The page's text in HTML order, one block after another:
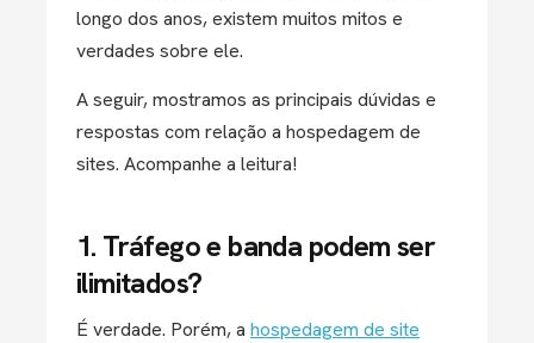
longo dos anos, existem muitos mitos e
verdades sobre ele.
A seguir, mostramos as principais dúvidas e
respostas com relação a hospedagem de
sites. Acompanhe a leitura!
1. Tráfego e banda podem ser
ilimitados?
É verdade. Porém, a hospedagem de site